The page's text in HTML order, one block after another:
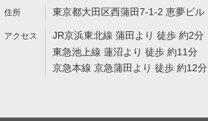
東京都大田区西蒲田7-1-2 恵夢ビル
JR京浜東北線 蒲田より 徒歩 約2分
東急池上線 蓮沼より 徒歩 約11分
京急本線 京急蒲田より 徒歩 約12分